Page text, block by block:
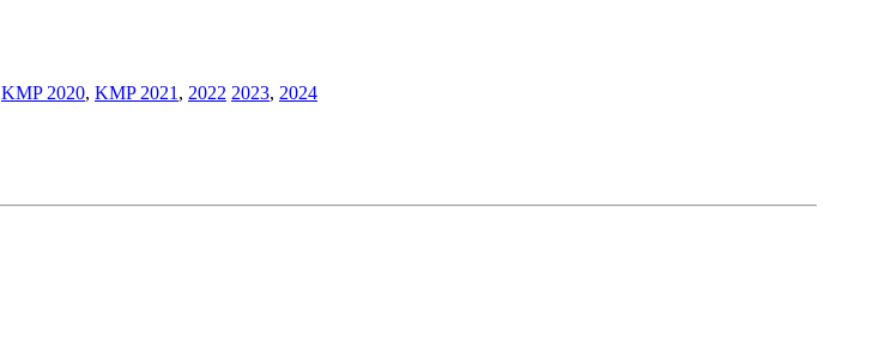
KMP 2020, KMP 2021 , 2022 2023, 2024